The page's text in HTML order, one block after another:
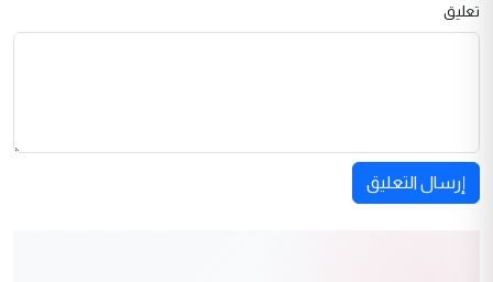
تعليق
إرسال التعليق